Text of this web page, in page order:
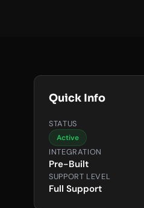
Quick Info
STATUS
Active
INTEGRATION
Pre-Built
SUPPORT LEVEL
Full Support